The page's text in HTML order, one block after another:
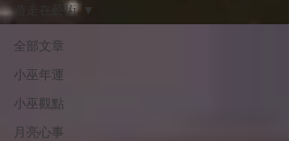
全部文章
小巫年運
小巫觀點
月亮心事
遊走在藝術